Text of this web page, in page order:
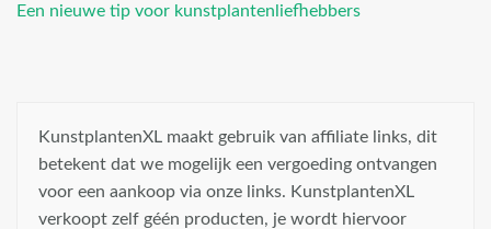
Een nieuwe tip voor kunstplantenliefhebbers
KunstplantenXL maakt gebruik van affiliate links, dit
betekent dat we mogelijk een vergoeding ontvangen
voor een aankoop via onze links. KunstplantenXL
verkoopt zelf géén producten, je wordt hiervoor